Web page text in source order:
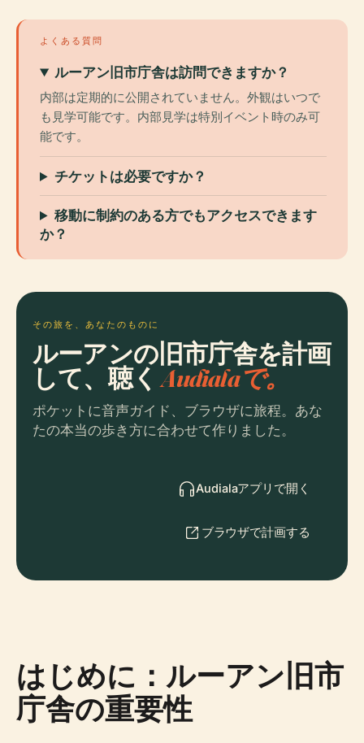
よくある質問
ルーアン旧市庁舎は訪問できますか？
内部は定期的に公開されていません。外観はいつで
も見学可能です。内部見学は特別イベント時のみ可
能です。
チケットは必要ですか？
移動に制約のある方でもアクセスできます
か？
その旅を、あなたのものに
ルーアンの旧市庁舎を計画
して、聴くAudialaで。
ポケットに音声ガイド、ブラウザに旅程。あな
たの本当の歩き方に合わせて作りました。
Audialaアプリで開く
ブラウザで計画する
はじめに：ルーアン旧市
庁舎の重要性